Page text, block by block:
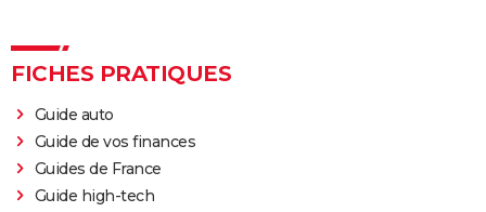
FICHES PRATIQUES
Guide auto
Guide de vos finances
Guides de France
Guide high-tech